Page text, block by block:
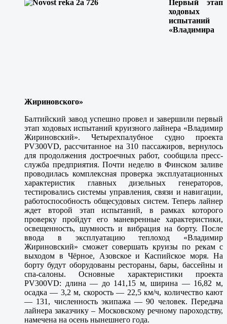
Первый этап
ходовых
испытаний
«Владимира
Жириновского»
Балтийский завод успешно провел и завершили первый
этап ходовых испытаний круизного лайнера «Владимир
Жириновский». Четырехпалубное судно проекта
PV300VD, рассчитанное на 310 пассажиров, вернулось
для продолжения достроечных работ, сообщила пресс-
служба предприятия. Почти неделю в Финском заливе
проводилась комплексная проверка эксплуатационных
характеристик главных дизельных генераторов,
тестировались системы управления, связи и навигации,
работоспособность общесудовых систем. Теперь лайнер
ждет второй этап испытаний, в рамках которого
проверку пройдут его маневренные характеристики,
освещенность, шумность и вибрация на борту. После
ввода в эксплуатацию теплоход «Владимир
Жириновский» сможет совершать круизы по рекам с
выходом в Чёрное, Азовское и Каспийское моря. На
борту будут оборудованы рестораны, бары, бассейны и
спа-салоны. Основные характеристики проекта
PV300VD: длина — до 141,15 м, ширина — 16,82 м,
осадка — 3,2 м, скорость — 22,5 км/ч, количество кают
— 131, численность экипажа — 90 человек. Передача
лайнера заказчику – Московскому речному пароходству,
намечена на осень нынешнего года.